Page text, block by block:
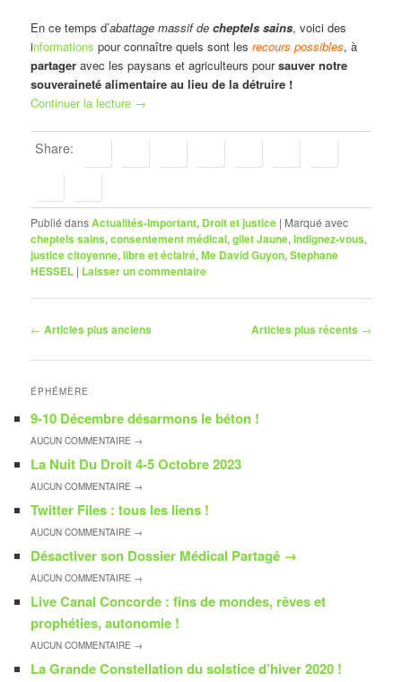
En ce temps d’abattage massif decheptels sains, voici des
informations pour connaître quels sont lesrecours possibles, à
partager avec les paysans et agriculteurs poursauver notre
souveraineté alimentaire au lieu de la détruire !
Continuer la lecture →
Share:
Publié dansActualités-Important, Droit et justice | Marqué avec
cheptels sains,consentement médical,gilet Jaune,Indignez-vous,
justice citoyenne,libre et éclairé,Me David Guyon,Stephane
HESSEL | Laisser un commentaire
Navigation
articles
← Articles plus anciens Articles plus récents →
ÉPHÉMÈRE
9-10 Décembre désarmons le béton !
AUCUNCOMMENTAIRE →
La Nuit Du Droit 4-5 Octobre 2023
AUCUNCOMMENTAIRE →
Twitter Files : tous les liens !
AUCUNCOMMENTAIRE →
Désactiver son Dossier Médical Partagé →
AUCUNCOMMENTAIRE →
Live Canal Concorde : fins de mondes, rêves et
prophéties, autonomie !
AUCUNCOMMENTAIRE →
La Grande Constellation du solstice d’hiver 2020 !